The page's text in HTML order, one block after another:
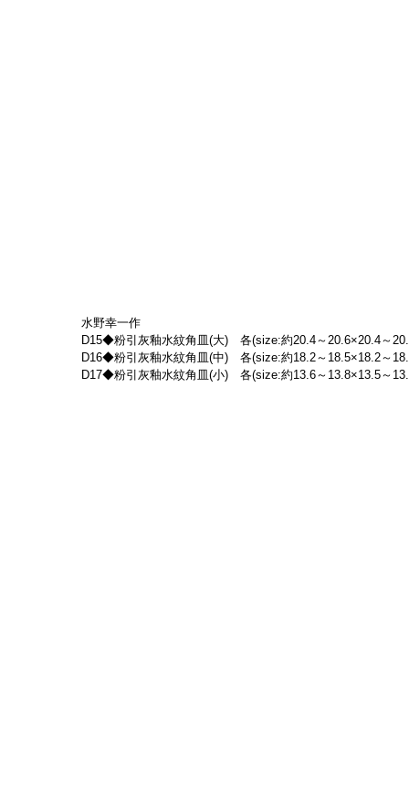
水野幸一作
D15◆粉引灰釉水紋角皿(大)　各(size:約20.4～20.6×20.4～
D16◆粉引灰釉水紋角皿(中)　各(size:約18.2～18.5×18.2～
D17◆粉引灰釉水紋角皿(小)　各(size:約13.6～13.8×13.5～